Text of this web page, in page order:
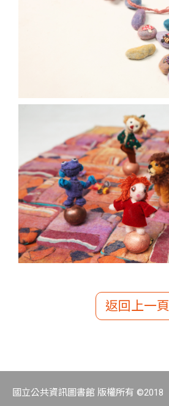
返回上一頁
國立公共資訊圖書館 版權所有 ©2018